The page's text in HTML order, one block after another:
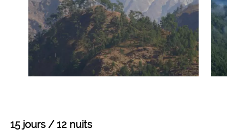
15 jours / 12 nuits
Mongolie
Sri Lanka
Finlande
Colombie
Voyages de Noces
Voyages pour jeunes
Voyage insolite